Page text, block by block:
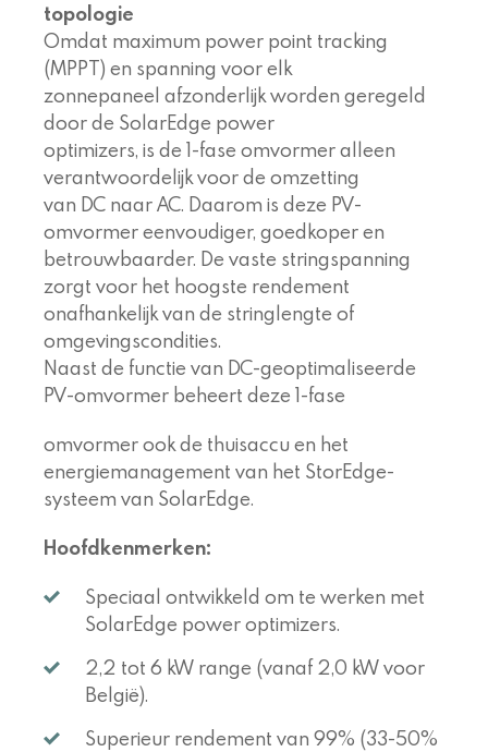
topologie
Omdat maximum power point tracking
(MPPT) en spanning voor elk
zonnepaneel afzonderlijk worden geregeld
door de SolarEdge power
optimizers, is de 1-fase omvormer alleen
verantwoordelijk voor de omzetting
van DC naar AC. Daarom is deze PV-
omvormer eenvoudiger, goedkoper en
betrouwbaarder. De vaste stringspanning
zorgt voor het hoogste rendement
onafhankelijk van de stringlengte of
omgevingscondities.
Naast de functie van DC-geoptimaliseerde
PV-omvormer beheert deze 1-fase
omvormer ook de thuisaccu en het
energiemanagement van het StorEdge-
systeem van SolarEdge.
Hoofdkenmerken:
Speciaal ontwikkeld om te werken met
SolarEdge power optimizers.
2,2 tot 6 kW range (vanaf 2,0 kW voor
België).
Superieur rendement van 99% (33-50%